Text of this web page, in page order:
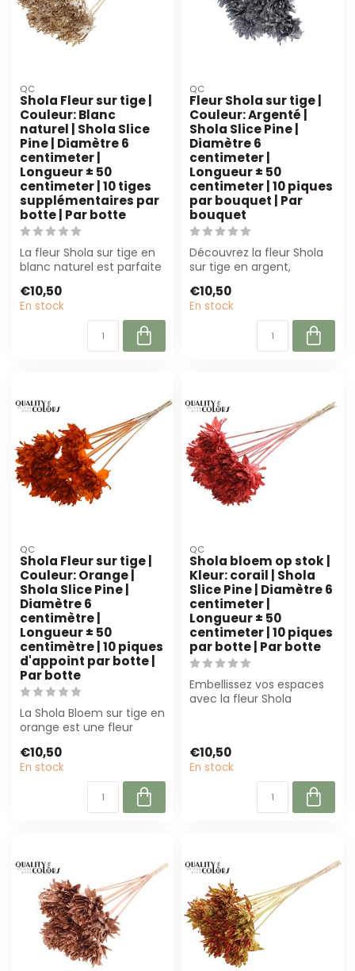
QC
Shola Fleur sur tige |
Couleur: Blanc
naturel | Shola Slice
Pine | Diamètre 6
centimeter |
Longueur ± 50
centimeter | 10 tiges
supplémentaires par
botte | Par botte
La fleur Shola sur tige en
blanc naturel est parfaite
décorat...
€10,50
En stock
QC
Fleur Shola sur tige |
Couleur: Argenté |
Shola Slice Pine |
Diamètre 6
centimeter |
Longueur ± 50
centimeter | 10 piques
par bouquet | Par
bouquet
Découvrez la fleur Shola
sur tige en argent,
et les...
€10,50
En stock
QC
Shola Fleur sur tige |
Couleur: Orange |
Shola Slice Pine |
Diamètre 6
centimètre |
Longueur ± 50
centimètre | 10 piques
d'appoint par botte |
Par botte
La Shola Bloem sur tige en
orange est une fleur
de ...
€10,50
En stock
QC
Shola bloem op stok |
Kleur: corail | Shola
Slice Pine | Diamètre 6
centimeter |
Longueur ± 50
centimeter | 10 piques
par botte | Par botte
Embellissez vos espaces
avec la fleur Shola
€10,50
En stock